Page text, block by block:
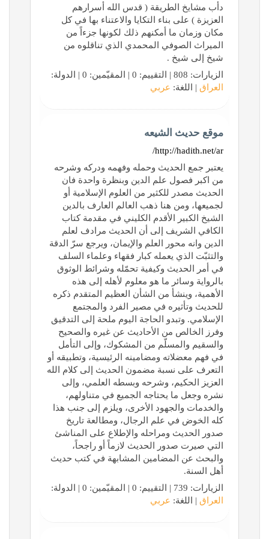
دأب مشايخ الطريقة ( قدس الله أسرارهم
العزيزة ) على بناء التكايا والاعتناء بها في كل
مكان وزمان ما أمكنهم ذلك لكونها جزءاً من
الميراث الصوفي المحمدي الذي تناقلوه من
شيخ إلى شيخ .
الزيارات: 808 | التقييم: 0 | المقيّمين: 0 | الدولة:
العراق | اللغة: عربي
موقع حديث الشيعه
http://hadith.net/ar/
يعتبر جمع الحديث وحمله وفهمه ودركه وشرحه
من اكبر فصول علم الدين وبنظرة واحدة فان
الحديث مصدر للكثير من العلوم الإسلامية أو
لجميعها، ومن هنا ذهب العالم العارف بالدين
الشيخ الكبير الأقدم الكليني في مقدمة كتاب
الكافي الشريف إلى أن الحديث مرادف لعلم
الدين وانه محور العلم والإيمان، ويرجع سرّ الدقة
والتثبّت الذي يعمله كبار فقهاء وعلماء السلف
في أمر الحديث وكيفية تحمّله وشرائط الوثوق
بالرواية وسائر ما هو معلوم لأهله إلى هذه
الأهمية، وينشأ من الشأن العظيم المتقدم ذكره
للحديث وتأثيره في مصير الفرد والمجتمع
الإسلامي. وتبدو الحاجة اليوم ملحة إلى التدقيق
وفرز الخالص من الأحاديث عن غيره والصحيح
والسقيم والمسلّم من المشكوك، وإلى التأمل
في فهم معضلاته ومضامينه الرئيسية، وتطبيقه أو
التعرف على نسبة مضمون الحديث إلى كلام الله
العزيز الحكيم، وشرحه وبسطه العلمي، وإلى
نشره وجعل ما يحتاجه الجميع في متناولهم،
والخدمات والجهود الأخرى، ويلزم إلى جنب هذا
كله الخوض في علم الرجال، ومطالعة تاريخ
صدور الحديث ومراحله والإطلاع على المناشئ
التي صيرت صدور الحديث لازماً أو راجحاً،
والبحث عن المضامين المشابهة في كتب حديث
أهل السنة.
الزيارات: 739 | التقييم: 0 | المقيّمين: 0 | الدولة:
العراق | اللغة: عربي